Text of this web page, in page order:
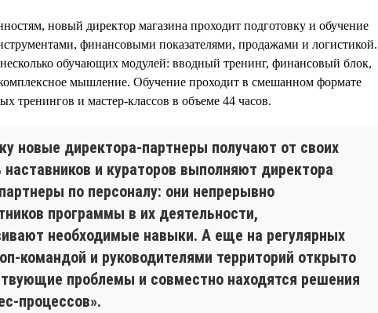
новый директор магазина проходит подготовку и обучение
финансовыми показателями, продажами и логистикой.
обучающих модулей: вводный тренинг, финансовый блок,
мышление. Обучение проходит в смешанном формате
тренингов и мастер-классов в объеме 44 часов.
новые директора-партнеры получают от своих
наставников и кураторов выполняют директора
по персоналу: они непрерывно
программы в их деятельности,
необходимые навыки. А еще на регулярных
командой и руководителями территорий открыто
проблемы и совместно находятся решения
процессов».